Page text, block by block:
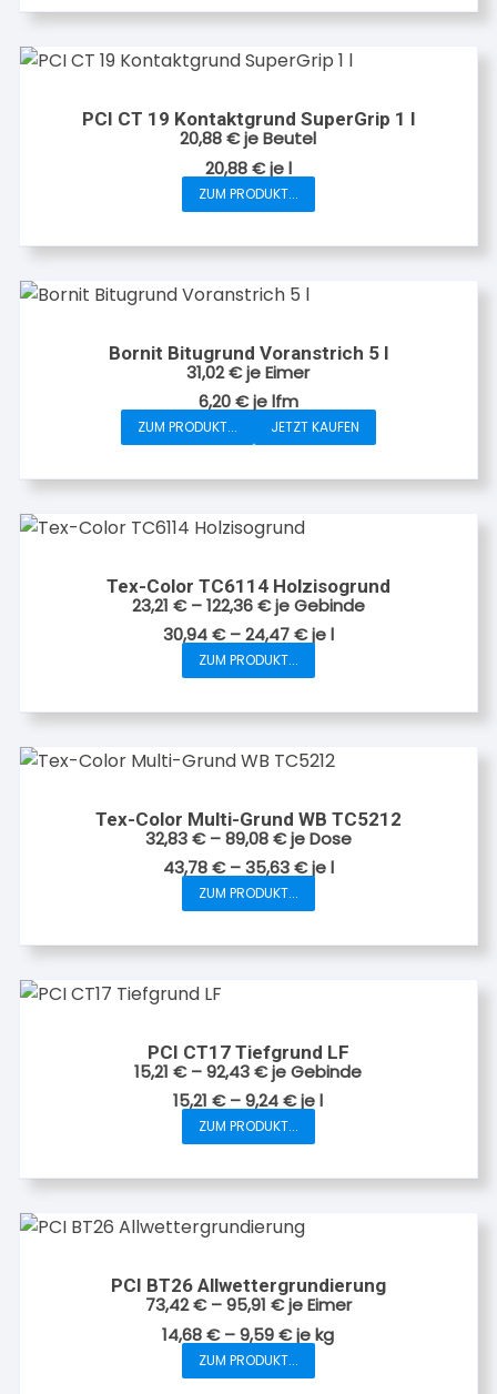
PCI CT 19 Kontaktgrund SuperGrip 1 l
20,88€je Beutel
20,88€jel
ZUM PRODUKT...
Bornit Bitugrund Voranstrich 5 l
31,02€je Eimer
6,20€jelfm
ZUM PRODUKT... JETZT KAUFEN
Tex-Color TC6114 Holzisogrund
23,21 €–122,36€je Gebinde
30,94€–24,47€jel
ZUM PRODUKT...
Dieses
weist
mehrere
Die
Optionen
können
auf
Tex-Color Multi-Grund WB TC5212
32,83€–89,08€je Dose
43,78€–35,63€jel
ZUM PRODUKT...
Dieses
weist
Die
Optionen
können
auf
gewählt
PCI CT17 Tiefgrund LF
15,21€–92,43€je Gebinde
15,21€–9,24€jel
ZUM PRODUKT...
Dieses
weist
mehrere
Varianten
Die
Optionen
können
auf
PCI BT26 Allwettergrundierung
73,42€–95,91 €je Eimer
14,68€–9,59€jekg
ZUM PRODUKT...
Dieses